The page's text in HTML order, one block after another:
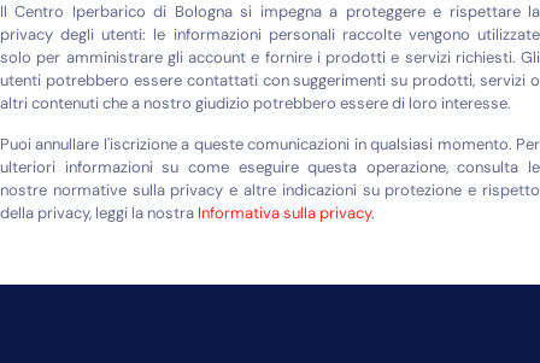
Il Centro Iperbarico di Bologna si impegna a proteggere e rispettare la
privacy degli utenti: le informazioni personali raccolte vengono utilizzate
solo per amministrare gli account e fornire i prodotti e servizi richiesti. Gli
utenti potrebbero essere contattati con suggerimenti su prodotti, servizi o
altri contenuti che a nostro giudizio potrebbero essere di loro interesse.
Puoi annullare l'iscrizione a queste comunicazioni in qualsiasi momento. Per
ulteriori informazioni su come eseguire questa operazione, consulta le
nostre normative sulla privacy e altre indicazioni su protezione e rispetto
della privacy, leggi la nostra Informativa sulla privacy.